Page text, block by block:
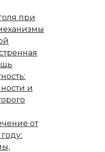
при
и
от